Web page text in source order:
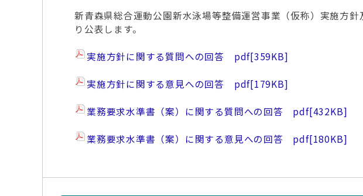
新青森県総合運動公園新水泳場等整備運営事業（仮称）実施方
り公表します。
実施方針に関する質問への回答 pdf[359KB]
実施方針に関する意見への回答 pdf[179KB]
業務要求水準書（案）に関する質問への回答 pdf[432KB]
業務要求水準書（案）に関する意見への回答 pdf[180KB]